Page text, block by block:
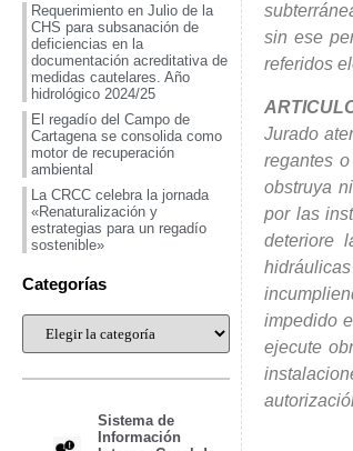
Requerimiento en Julio de la
CHS para subsanación de
deficiencias en la
documentación acreditativa de
medidas cautelares. Año
hidrológico 2024/25
El regadío del Campo de
Cartagena se consolida como
motor de recuperación
ambiental
La CRCC celebra la jornada
«Renaturalización y
estrategias para un regadío
sostenible»
Categorías
Sistema de
Información
sin ese
referidos
Jurado
regantes
obstruya
por las
deteriore
impedido
ejecute